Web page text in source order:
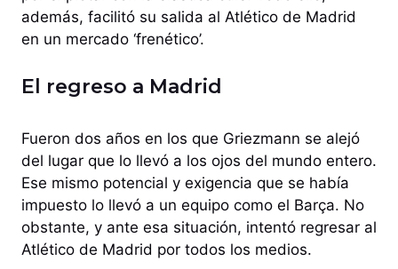
además, facilitó su salida al Atlético de Madrid
en un mercado ‘frenético’.
El regreso a Madrid
Fueron dos años en los que Griezmann se alejó
del lugar que lo llevó a los ojos del mundo entero.
Ese mismo potencial y exigencia que se había
impuesto lo llevó a un equipo como el Barça. No
obstante, y ante esa situación, intentó regresar al
Atlético de Madrid por todos los medios.